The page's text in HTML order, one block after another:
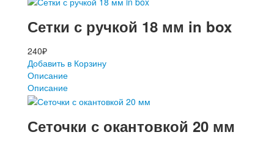
Сетки с ручкой 18 мм in box
240₽
Добавить в Корзину
Описание
Описание
Сеточки с окантовкой 20 мм